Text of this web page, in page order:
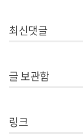
최신댓글
글 보관함
링크